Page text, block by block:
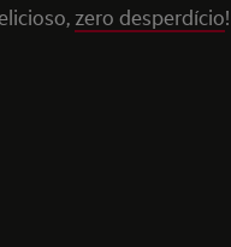
zero desperdício!